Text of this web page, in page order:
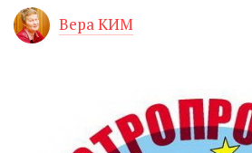
Вера КИМ